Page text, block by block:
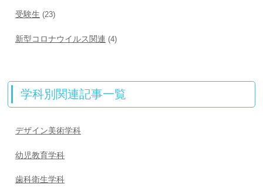
受験生 (23)
新型コロナウイルス関連 (4)
学科別関連記事一覧
デザイン美術学科
幼児教育学科
歯科衛生学科